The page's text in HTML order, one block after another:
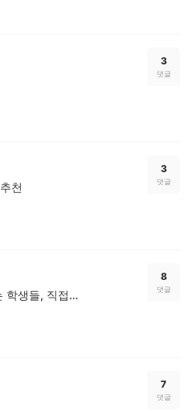
3
댓글
천
3
댓글
단지 내 교복 입고 담배 피우는 학생들, 직접 훈계한다 vs 조용히 신고만 한다
8
댓글
7
댓글